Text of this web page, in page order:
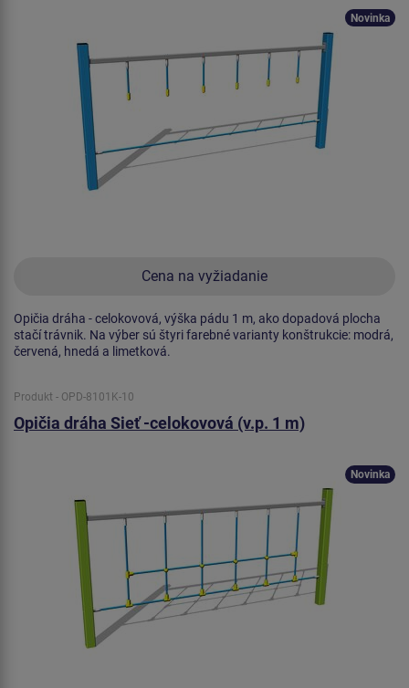
Cena na vyžiadanie
Novinka
Opičia dráha - celokovová, výška pádu 1 m, ako dopadová plocha
stačí trávnik. Na výber sú štyri farebné varianty konštrukcie: modrá,
červená, hnedá a limetková.
Produkt - OPD-8101K-10
Opičia dráha Sieť -celokovová (v.p. 1 m)
Novinka